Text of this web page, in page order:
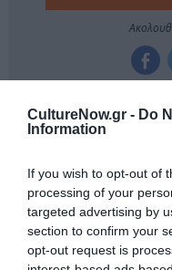
CultureNow.gr - Do
Information
If you wish to opt-out of
processing of your
targeted advertising by
section to confirm your
opt-out request is